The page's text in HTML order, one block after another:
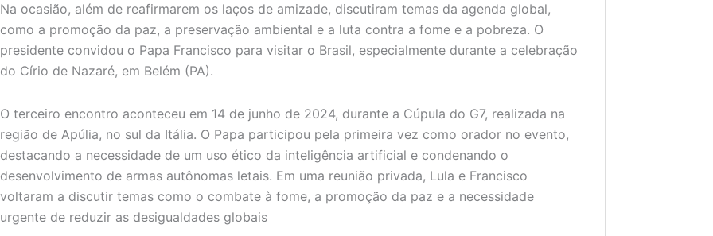
Na ocasião, além de reafirmarem os laços de amizade, discutiram temas da agenda global,
como a promoção da paz, a preservação ambiental e a luta contra a fome e a pobreza. O
presidente convidou o Papa Francisco para visitar o Brasil, especialmente durante a celebração
do Círio de Nazaré, em Belém (PA).
O terceiro encontro aconteceu em 14 de junho de 2024, durante a Cúpula do G7, realizada na
região de Apúlia, no sul da Itália. O Papa participou pela primeira vez como orador no evento,
destacando a necessidade de um uso ético da inteligência artificial e condenando o
desenvolvimento de armas autônomas letais. Em uma reunião privada, Lula e Francisco
voltaram a discutir temas como o combate à fome, a promoção da paz e a necessidade
urgente de reduzir as desigualdades globais